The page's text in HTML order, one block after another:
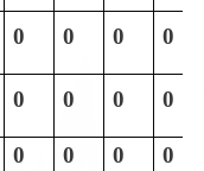
0 0 0 0
0 0 0 0
0 0 0
0